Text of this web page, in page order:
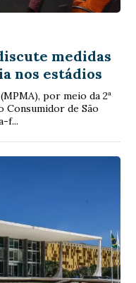
medidas
nos estádios
por meio da 2ª
Consumidor de São
f...